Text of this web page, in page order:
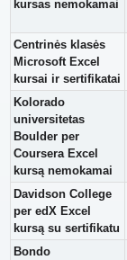
kursas nemokamai
Centrinės klasės
Microsoft Excel
kursai ir sertifikatai
Kolorado
universitetas
Boulder per
Coursera Excel
kursą nemokamai
Davidson College
per edX Excel
kursą su sertifikatu
Bondo